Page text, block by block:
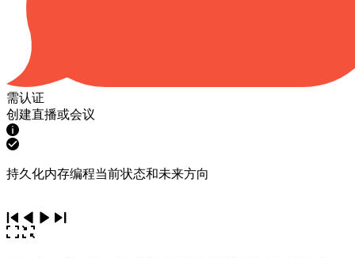
需认证
创建直播或会议
持久化内存编程当前状态和未来方向